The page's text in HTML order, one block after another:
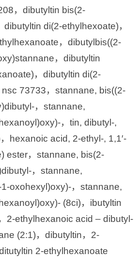
，dibutyltin bis(2-
di(2-ethylhexoate)，
，dibutylbis((2-
，dibutyltin
，dibutyltin di(2-
73733，stannane, bis((2-
，stannane,
，tin, dibutyl-,
hexanoic acid, 2-ethyl-, 1,1′-
ester，stannane, bis(2-
，stannane,
oxohexyl)oxy)-，stannane,
(8ci)，ibutyltin
2-ethylhexanoic acid – dibutyl-
(2:1)，dibutyltin，2-
2-ethylhexanoate